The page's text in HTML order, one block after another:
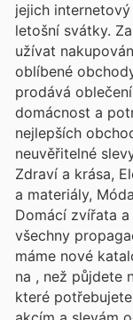
jejich
letošní svátky.
užívat
prodává
domácnost a
nejlepších
neuvěřitelné
Zdraví a krása,
a materiály,
Domácí zvířata
všechny
máme nové
na , než půjdete
které